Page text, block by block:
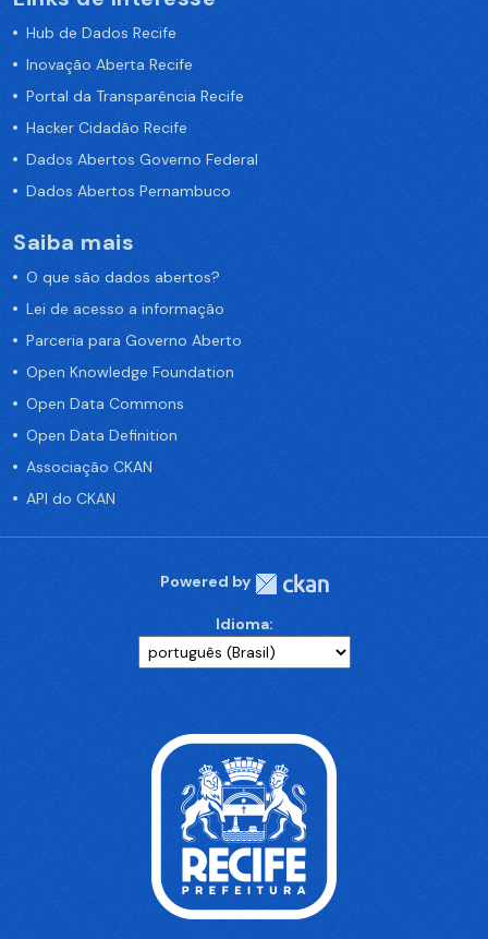
Hub de Dados Recife
Inovação Aberta Recife
Portal da Transparência Recife
Hacker Cidadão Recife
Dados Abertos Governo Federal
Dados Abertos Pernambuco
Saiba mais
O que são dados abertos?
Lei de acesso a informação
Parceria para Governo Aberto
Open Knowledge Foundation
Open Data Commons
Open Data Definition
Associação CKAN
API do CKAN
Powered by
Idioma